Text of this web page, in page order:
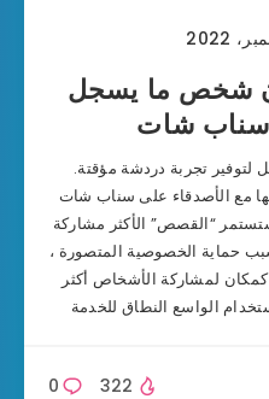
شخص ما يسجل
شات
تجربة دردشة مؤقتة.
مع الأصدقاء على سناب شات
“القصص” الأكثر مشاركة
بسبب حماية الخصوصية المتصورة ،
لمشاركة الأشخاص أكثر
الواسع النطاق للخدمة
0 322